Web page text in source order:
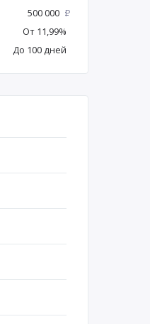
500 000 Р
От 11,99%
До 100 дней